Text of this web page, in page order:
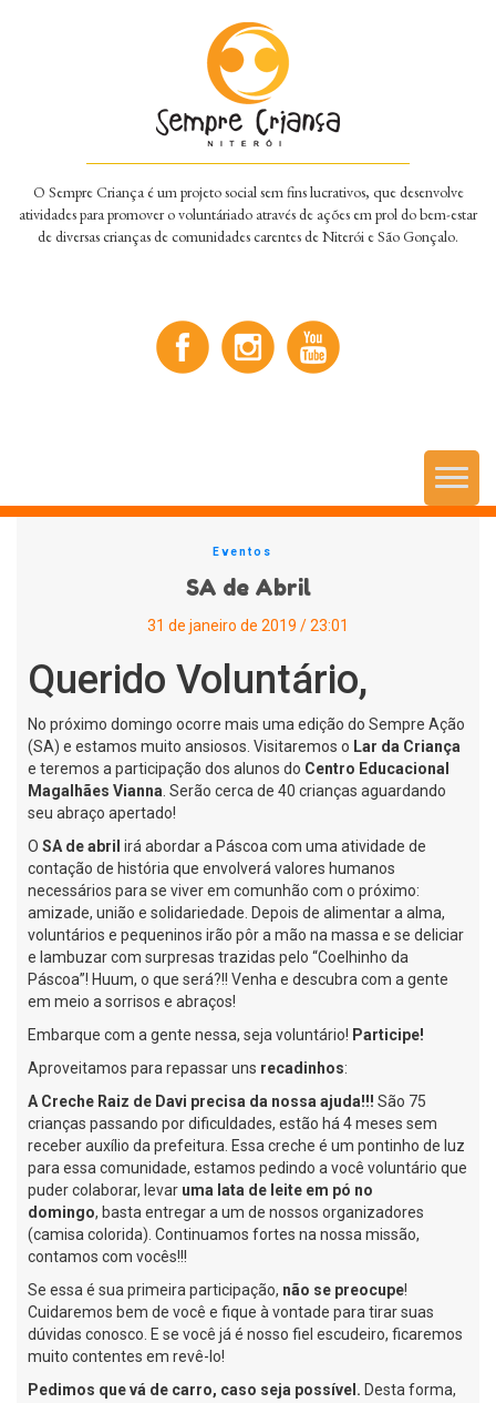
O Sempre Criança é um projeto social sem fins lucrativos, que desenvolve
atividades para promover o voluntáriado através de ações em prol do bem-estar
de diversas crianças de comunidades carentes de Niterói e São Gonçalo.
Menu
Eventos
SA de Abril
31 de janeiro de 2019 / 23:01
Querido Voluntário,
No próximo domingo ocorre mais uma edição do Sempre Ação
(SA) e estamos muito ansiosos. Visitaremos o Lar da Criança
e teremos a participação dos alunos do Centro Educacional
Magalhães Vianna . Serão cerca de 40 crianças aguardando
seu abraço apertado!
O SA de abril irá abordar a Páscoa com uma atividade de
contação de história que envolverá valores humanos
necessários para se viver em comunhão com o próximo:
amizade, união e solidariedade. Depois de alimentar a alma,
voluntários e pequeninos irão pôr a mão na massa e se deliciar
e lambuzar com surpresas trazidas pelo “Coelhinho da
Páscoa”! Huum, o que será?!! Venha e descubra com a gente
em meio a sorrisos e abraços!
Embarque com a gente nessa, seja voluntário! Participe!
Aproveitamos para repassar uns recadinhos:
A Creche Raiz de Davi precisa da nossa ajuda!!! São 75
crianças passando por dificuldades, estão há 4 meses sem
receber auxílio da prefeitura. Essa creche é um pontinho de luz
para essa comunidade, estamos pedindo a você voluntário que
puder colaborar, levar uma lata de leite em pó no
domingo, basta entregar a um de nossos organizadores
(camisa colorida). Continuamos fortes na nossa missão,
contamos com vocês!!!
Se essa é sua primeira participação, não se preocupe!
Cuidaremos bem de você e fique à vontade para tirar suas
dúvidas conosco. E se você já é nosso fiel escudeiro, ficaremos
muito contentes em revê-lo!
Pedimos que vá de carro, caso seja possível. Desta forma,